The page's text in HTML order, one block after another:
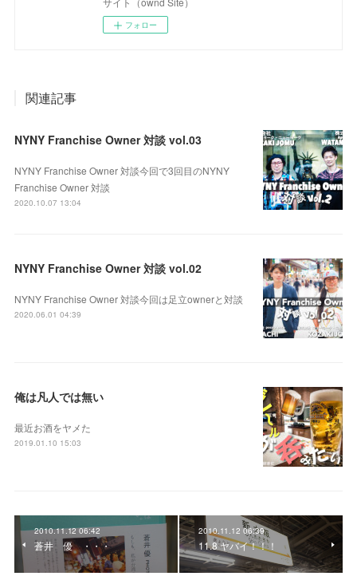
フォロー
関連記事
NYNY Franchise Owner 対談 vol.03
NYNY Franchise Owner 対談今回で3回目のNYNY
Franchise Owner 対談
2020.10.07 13:04
NYNY Franchise Owner 対談 vol.02
NYNY Franchise Owner 対談今回は足立ownerと対談
2020.06.01 04:39
俺は凡人では無い
最近お酒をヤメた
2019.01.10 15:03
2010.11.12 06:42
蒼井 優 ・・・
2010.11.12 06:39
11.8 ヤバイ！！！